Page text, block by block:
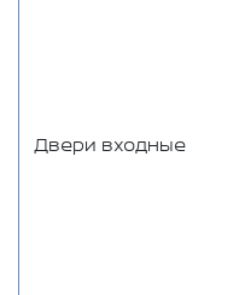
Двери входные